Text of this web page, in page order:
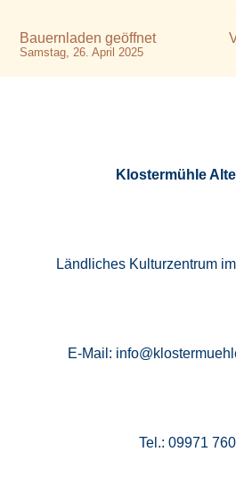
Bauernladen geöffnet
Samstag, 26. April 2025
Klostermühle
Ländliches Kulturzentrum
E-Mail:
Tel.: 09971